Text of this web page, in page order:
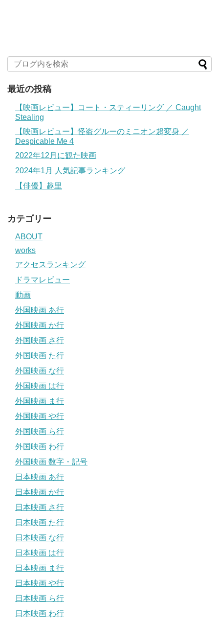
最近の投稿
【映画レビュー】コート・スティーリング ／ Caught
Stealing
【映画レビュー】怪盗グルーのミニオン超変身 ／
Despicable Me 4
2022年12月に観た映画
2024年1月 人気記事ランキング
【俳優】趣里
カテゴリー
ABOUT
works
アクセスランキング
ドラマレビュー
動画
外国映画 あ行
外国映画 か行
外国映画 さ行
外国映画 た行
外国映画 な行
外国映画 は行
外国映画 ま行
外国映画 や行
外国映画 ら行
外国映画 わ行
外国映画 数字・記号
日本映画 あ行
日本映画 か行
日本映画 さ行
日本映画 た行
日本映画 な行
日本映画 は行
日本映画 ま行
日本映画 や行
日本映画 ら行
日本映画 わ行